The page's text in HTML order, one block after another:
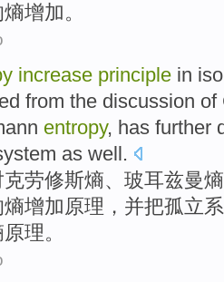
熵增加。
increase principle in
from the discussion of
entropy, has further
as well.
克劳修斯熵、 玻耳兹曼熵
熵增加 原理 ， 并把孤立
理。